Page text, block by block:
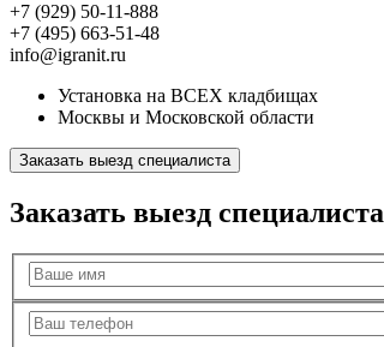
+7 (929) 50-11-888
+7 (495) 663-51-48
info@igranit.ru
Установка на ВСЕХ кладбищах
Москвы и Московской области
Заказать выезд специалиста
Заказать выезд специалиста